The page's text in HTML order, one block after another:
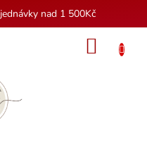
nad 1 500Kč